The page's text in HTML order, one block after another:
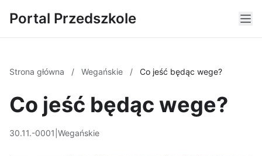
Portal Przedszkole
Strona główna / Wegańskie / Co jeść będąc wege?
Co jeść będąc wege?
30.11.-0001 Wegańskie